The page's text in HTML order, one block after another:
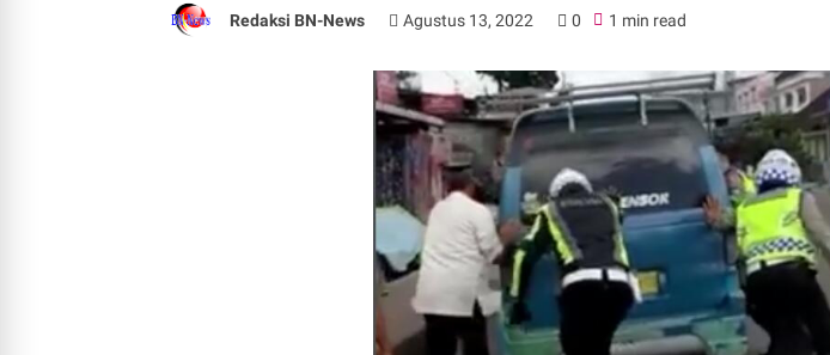
Redaksi BN-News Agustus 13, 2022 0 1 min read